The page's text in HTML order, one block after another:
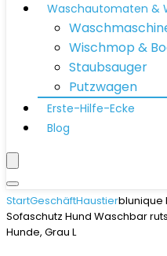
Waschautomaten &
Wischmop &
Staubsauger
Putzwagen
Erste-Hilfe-Ecke
Blog
StartGeschäftHaustierblunique
Sofaschutz Hund Waschbar
Hunde, Grau L